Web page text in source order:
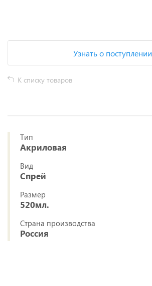
Узнать о поступлении
К списку товаров
Тип
Акриловая
Вид
Спрей
Размер
520мл.
Страна производства
Россия